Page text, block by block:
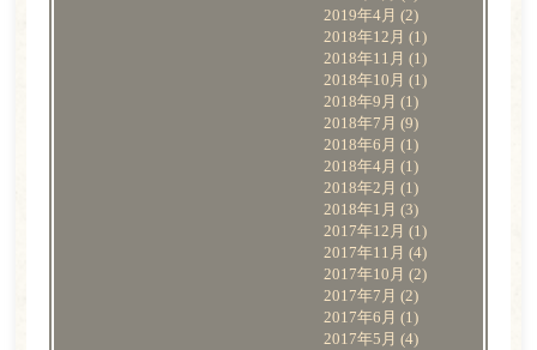
2019年4月 (2)
2018年12月 (1)
2018年11月 (1)
2018年10月 (1)
2018年9月 (1)
2018年7月 (9)
2018年6月 (1)
2018年4月 (1)
2018年2月 (1)
2018年1月 (3)
2017年12月 (1)
2017年11月 (4)
2017年10月 (2)
2017年7月 (2)
2017年6月 (1)
2017年5月 (4)